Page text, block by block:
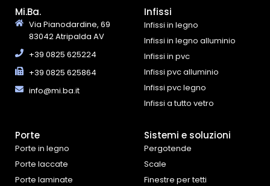
Mi.Ba.
Via Pianodardine, 69
83042 Atripalda AV
+39 0825 625224
+39 0825 625864
info@mi.ba.it
Infissi
Infissi in legno
Infissi in legno alluminio
Infissi in pvc
Infissi pvc alluminio
Infissi pvc legno
Infissi a tutto vetro
Porte
Porte in legno
Porte laccate
Porte laminate
Sistemi e soluzioni
Pergotende
Scale
Finestre per tetti